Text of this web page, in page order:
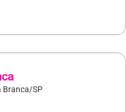
Branca/SP